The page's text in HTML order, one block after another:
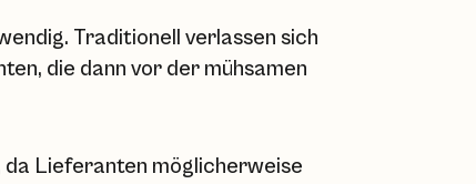
Traditionell verlassen sich
die dann vor der mühsamen
da Lieferanten möglicherweise